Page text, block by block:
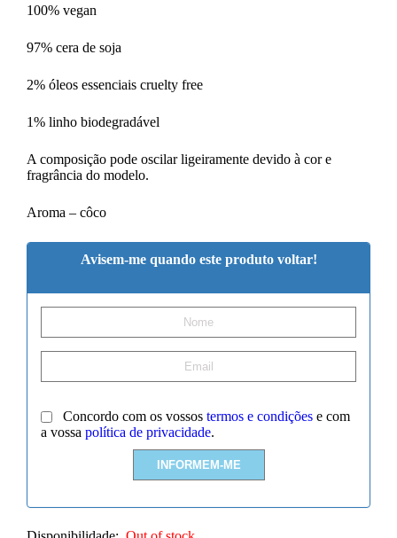
100% vegan
97% cera de soja
2% óleos essenciais cruelty free
1% linho biodegradável
A composição pode oscilar ligeiramente devido à cor e
fragrância do modelo.
Aroma – côco
Avisem-me quando este produto voltar!
Concordo com os vossos termos e condições e com
a vossa política de privacidade.